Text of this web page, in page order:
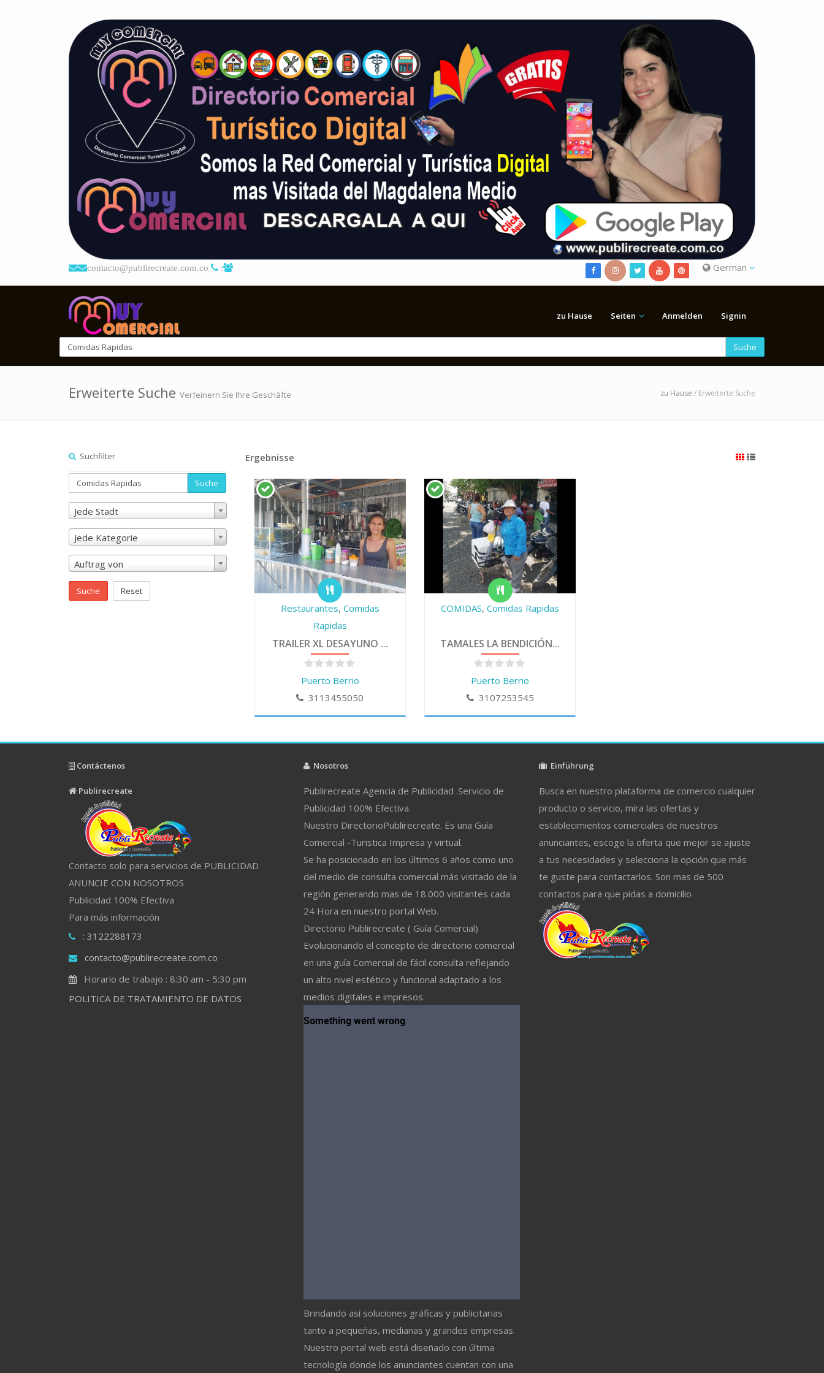
contacto@publirecreate.com.co : German
zu Hause Seiten Anmelden Signin
Suche
Erweiterte Suche Verfeinern Sie Ihre Geschäfte zu Hause / Erweiterte Suche
Suchfilter
Suche
Jede Stadt
Jede Kategorie
Auftrag von
Suche Reset
Ergebnisse
Restaurantes, Comidas
Rapidas
TRAILER XL DESAYUNO ...
Puerto Berrio
3113455050
COMIDAS,Comidas Rapidas
TAMALES LA BENDICIÓN...
Puerto Berrio
3107253545
Contáctenos
Publirecreate
Contacto solo para servicios de PUBLICIDAD
ANUNCIE CON NOSOTROS
Publicidad 100% Efectiva
Para más información
: 3122288173
contacto@publirecreate.com.co
Horario de trabajo : 8:30 am - 5:30 pm
POLITICA DE TRATAMIENTO DE DATOS
Nosotros
Publirecreate Agencia de Publicidad .Servicio de
Publicidad 100% Efectiva.
Nuestro DirectorioPublirecreate. Es una Guía
Comercial -Turistica Impresa y virtual.
Se ha posicionado en los últimos 6 años como uno
del medio de consulta comercial más visitado de la
región generando mas de 18.000 visitantes cada
24 Hora en nuestro portal Web.
Directorio Publirecreate ( Guía Comercial)
Evolucionando el concepto de directorio comercial
en una guía Comercial de fácil consulta reflejando
un alto nivel estético y funcional adaptado a los
medios digitales e impresos.
Brindando así soluciones gráficas y publicitarias
tanto a pequeñas, medianas y grandes empresas.
Nuestro portal web está diseñado con última
tecnología donde los anunciantes cuentan con una
Einführung
Busca en nuestro plataforma de comercio cualquier
producto o servicio, mira las ofertas y
establecimientos comerciales de nuestros
anunciantes, escoge la oferta que mejor se ajuste
a tus necesidades y selecciona la opción que más
te guste para contactarlos. Son mas de 500
contactos para que pidas a domicilio